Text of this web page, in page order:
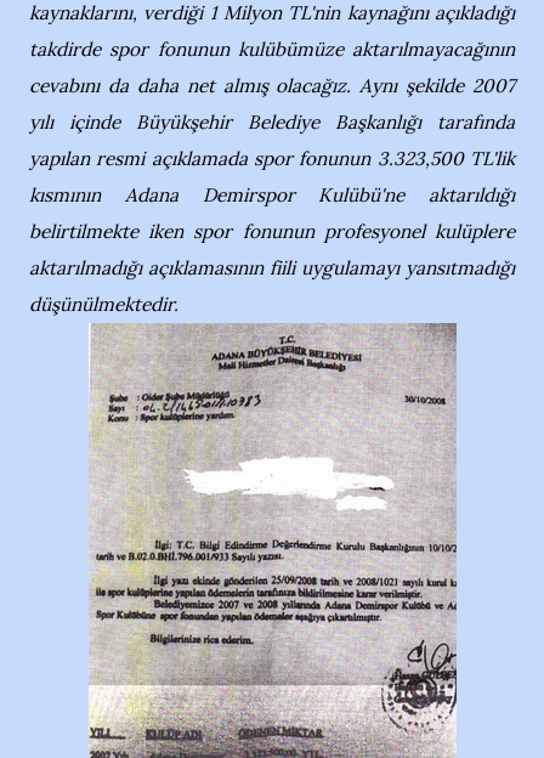
kaynaklarını, verdiği 1 Milyon TL'nin kaynağını açıkladığı
takdirde spor fonunun kulübümüze aktarılmayacağının
cevabını da daha net almış olacağız. Aynı şekilde 2007
yılı içinde Büyükşehir Belediye Başkanlığı tarafında
yapılan resmi açıklamada spor fonunun 3.323,500 TL'lik
kısmının Adana Demirspor Kulübü'ne aktarıldığı
belirtilmekte iken spor fonunun profesyonel kulüplere
aktarılmadığı açıklamasının fiili uygulamayı yansıtmadığı
düşünülmektedir.